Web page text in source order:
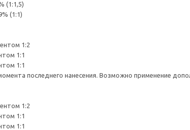
(1:1,5)
(1:1)
1:2
1:1
1:1
последнего нанесения. Возможно применение
1:2
1:1
1:1